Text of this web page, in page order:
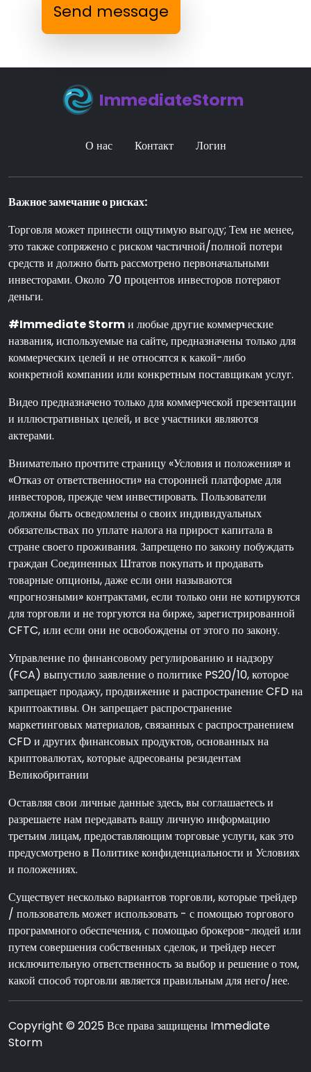
Send message
ImmediateStorm
О нас Контакт Логин
Важное замечание о рисках:
Торговля может принести ощутимую выгоду; Тем не менее,
это также сопряжено с риском частичной/полной потери
средств и должно быть рассмотрено первоначальными
инвесторами. Около 70 процентов инвесторов потеряют
деньги.
#Immediate Stormи любые другие коммерческие
названия, используемые на сайте, предназначены только для
коммерческих целей и не относятся к какой-либо
конкретной компании или конкретным поставщикам услуг.
Видео предназначено только для коммерческой презентации
и иллюстративных целей, и все участники являются
актерами.
Внимательно прочтите страницу «Условия и положения» и
«Отказ от ответственности» на сторонней платформе для
инвесторов, прежде чем инвестировать. Пользователи
должны быть осведомлены о своих индивидуальных
обязательствах по уплате налога на прирост капитала в
стране своего проживания. Запрещено по закону побуждать
граждан Соединенных Штатов покупать и продавать
товарные опционы, даже если они называются
«прогнозными» контрактами, если только они не котируются
для торговли и не торгуются на бирже, зарегистрированной
CFTC, или если они не освобождены от этого по закону.
Управление по финансовому регулированию и надзору
(FCA) выпустило заявление о политике PS20/10, которое
запрещает продажу, продвижение и распространение CFD на
криптоактивы. Он запрещает распространение
маркетинговых материалов, связанных с распространением
CFD и других финансовых продуктов, основанных на
криптовалютах, которые адресованы резидентам
Великобритании
Оставляя свои личные данные здесь, вы соглашаетесь и
разрешаете нам передавать вашу личную информацию
третьим лицам, предоставляющим торговые услуги, как это
предусмотрено в Политике конфиденциальности и Условиях
и положениях.
Существует несколько вариантов торговли, которые трейдер
/ пользователь может использовать - с помощью торгового
программного обеспечения, с помощью брокеров-людей или
путем совершения собственных сделок, и трейдер несет
исключительную ответственность за выбор и решение о том,
какой способ торговли является правильным для него/нее.
Copyright © 2025 Все права защищены Immediate
Storm